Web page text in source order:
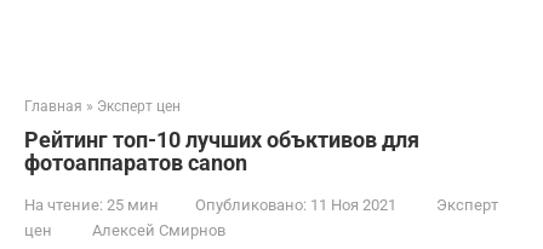
Главная » Эксперт цен
Рейтинг топ-10 лучших объктивов для
фотоаппаратов canon
На чтение: 25 мин Опубликовано: 11 Ноя 2021
Эксперт
цен
Алексей Смирнов